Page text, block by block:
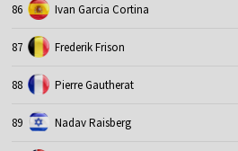
86 Ivan Garcia Cortina
87 Frederik Frison
88 Pierre Gautherat
89 Nadav Raisberg